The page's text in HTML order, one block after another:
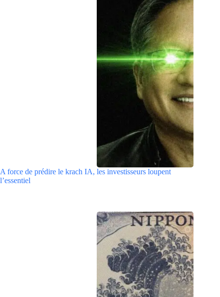
A force de prédire le krach IA, les investisseurs loupent
l’essentiel